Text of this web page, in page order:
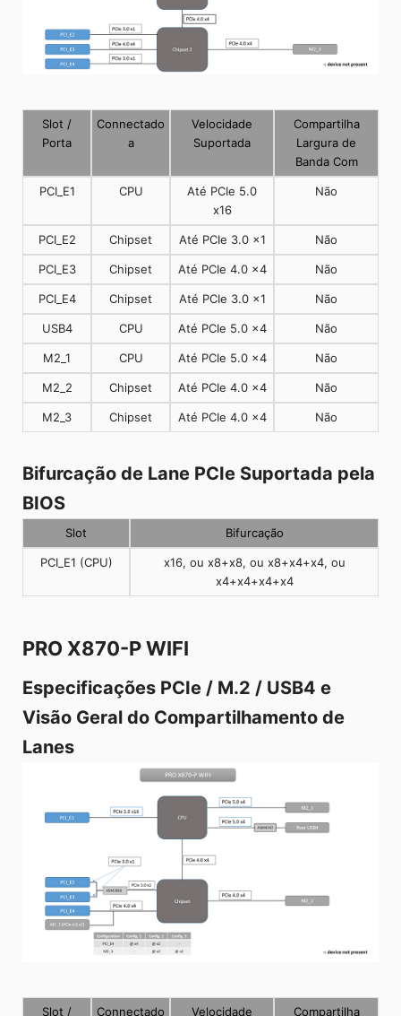
Slot /
Porta
Connectado
a
Velocidade
Suportada
Compartilha
Largura de
Banda Com
PCI_E1 CPU
Até PCIe 5.0
x16
Não
PCI_E2 Chipset Até PCIe 3.0 x1 Não
PCI_E3 Chipset Até PCIe 4.0 x4 Não
PCI_E4 Chipset Até PCIe 3.0 x1 Não
USB4 CPU Até PCIe 5.0 x4 Não
M2_1 CPU Até PCIe 5.0 x4 Não
M2_2 Chipset Até PCIe 4.0 x4 Não
M2_3 Chipset Até PCIe 4.0 x4 Não
Bifurcação de Lane PCIe Suportada pela
BIOS
Slot Bifurcação
PCI_E1 (CPU)
x16, ou x8+x8, ou x8+x4+x4, ou
x4+x4+x4+x4
PRO X870-P WIFI
Especificações PCIe / M.2 / USB4 e
Visão Geral do Compartilhamento de
Lanes
Slot / Connectado Velocidade Compartilha